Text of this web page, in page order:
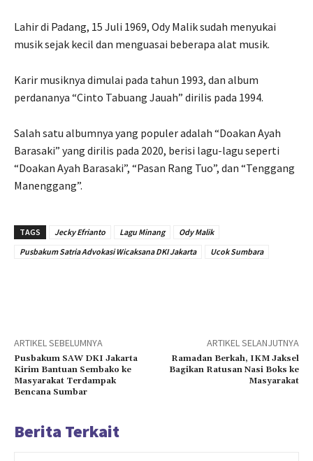
Lahir di Padang, 15 Juli 1969, Ody Malik sudah menyukai
musik sejak kecil dan menguasai beberapa alat musik.
Karir musiknya dimulai pada tahun 1993, dan album
perdananya “Cinto Tabuang Jauah” dirilis pada 1994.
Salah satu albumnya yang populer adalah “Doakan Ayah
Barasaki” yang dirilis pada 2020, berisi lagu-lagu seperti
“Doakan Ayah Barasaki”, “Pasan Rang Tuo”, dan “Tenggang
Manenggang”.
TAGS Jecky Efrianto Lagu Minang
Ody Malik
Pusbakum Satria Advokasi Wicaksana DKI Jakarta
Ucok Sumbara
ARTIKEL SEBELUMNYA
Pusbakum SAW DKI Jakarta
Kirim Bantuan Sembako ke
Masyarakat Terdampak
Bencana Sumbar
ARTIKEL SELANJUTNYA
Ramadan Berkah, IKM Jaksel
Bagikan Ratusan Nasi Boks ke
Masyarakat
Berita Terkait